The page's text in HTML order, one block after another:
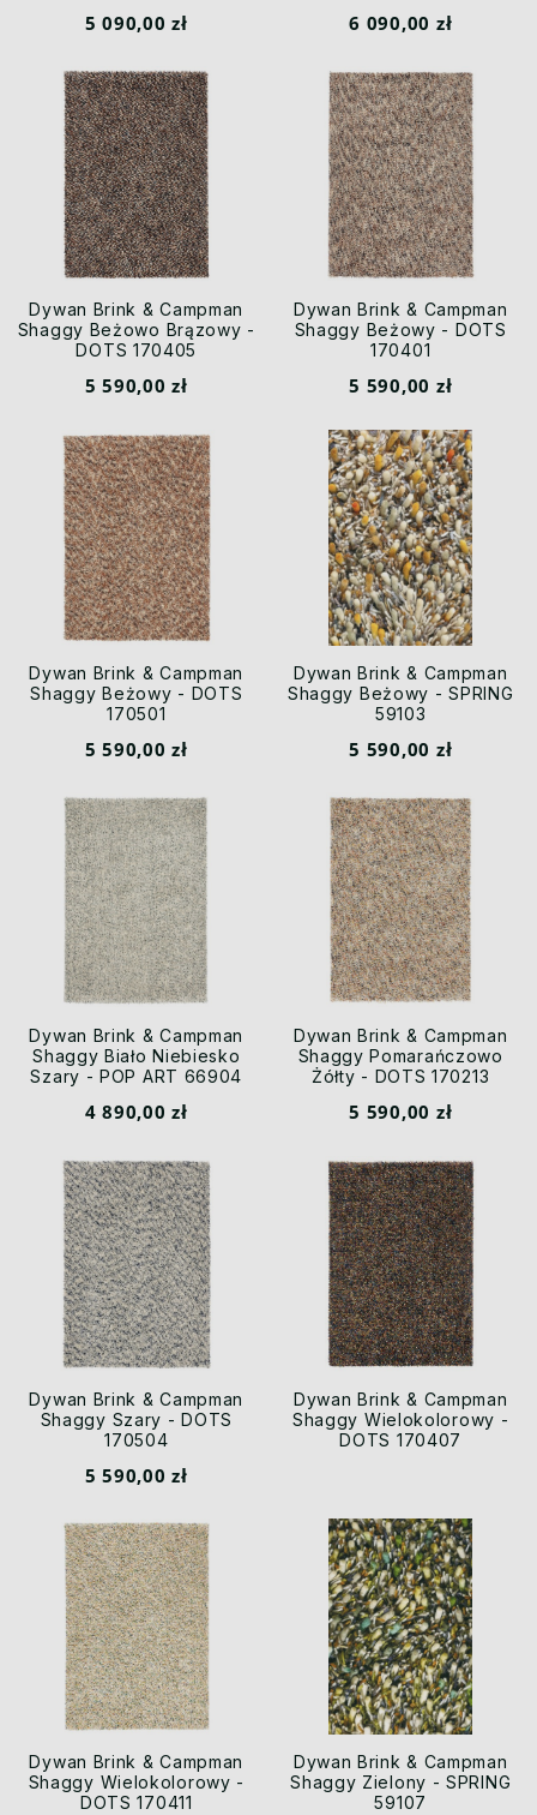
5 090,00 zł 6 090,00 zł
Dywan Brink & Campman
Shaggy Beżowo Brązowy -
DOTS 170405
5 590,00 zł
Dywan Brink & Campman
Shaggy Beżowy - DOTS
170401
5 590,00 zł
Dywan Brink & Campman
Shaggy Beżowy - DOTS
170501
5 590,00 zł
Dywan Brink & Campman
Shaggy Beżowy - SPRING
59103
5 590,00 zł
Dywan Brink & Campman
Shaggy Biało Niebiesko
Szary - POP ART 66904
4 890,00 zł
Dywan Brink & Campman
Shaggy Pomarańczowo
Żółty - DOTS 170213
5 590,00 zł
Dywan Brink & Campman
Shaggy Szary - DOTS
170504
5 590,00 zł
Dywan Brink & Campman
Shaggy Wielokolorowy -
DOTS 170407
Dywan Brink & Campman
Shaggy Wielokolorowy -
DOTS 170411
Dywan Brink & Campman
Shaggy Zielony - SPRING
59107